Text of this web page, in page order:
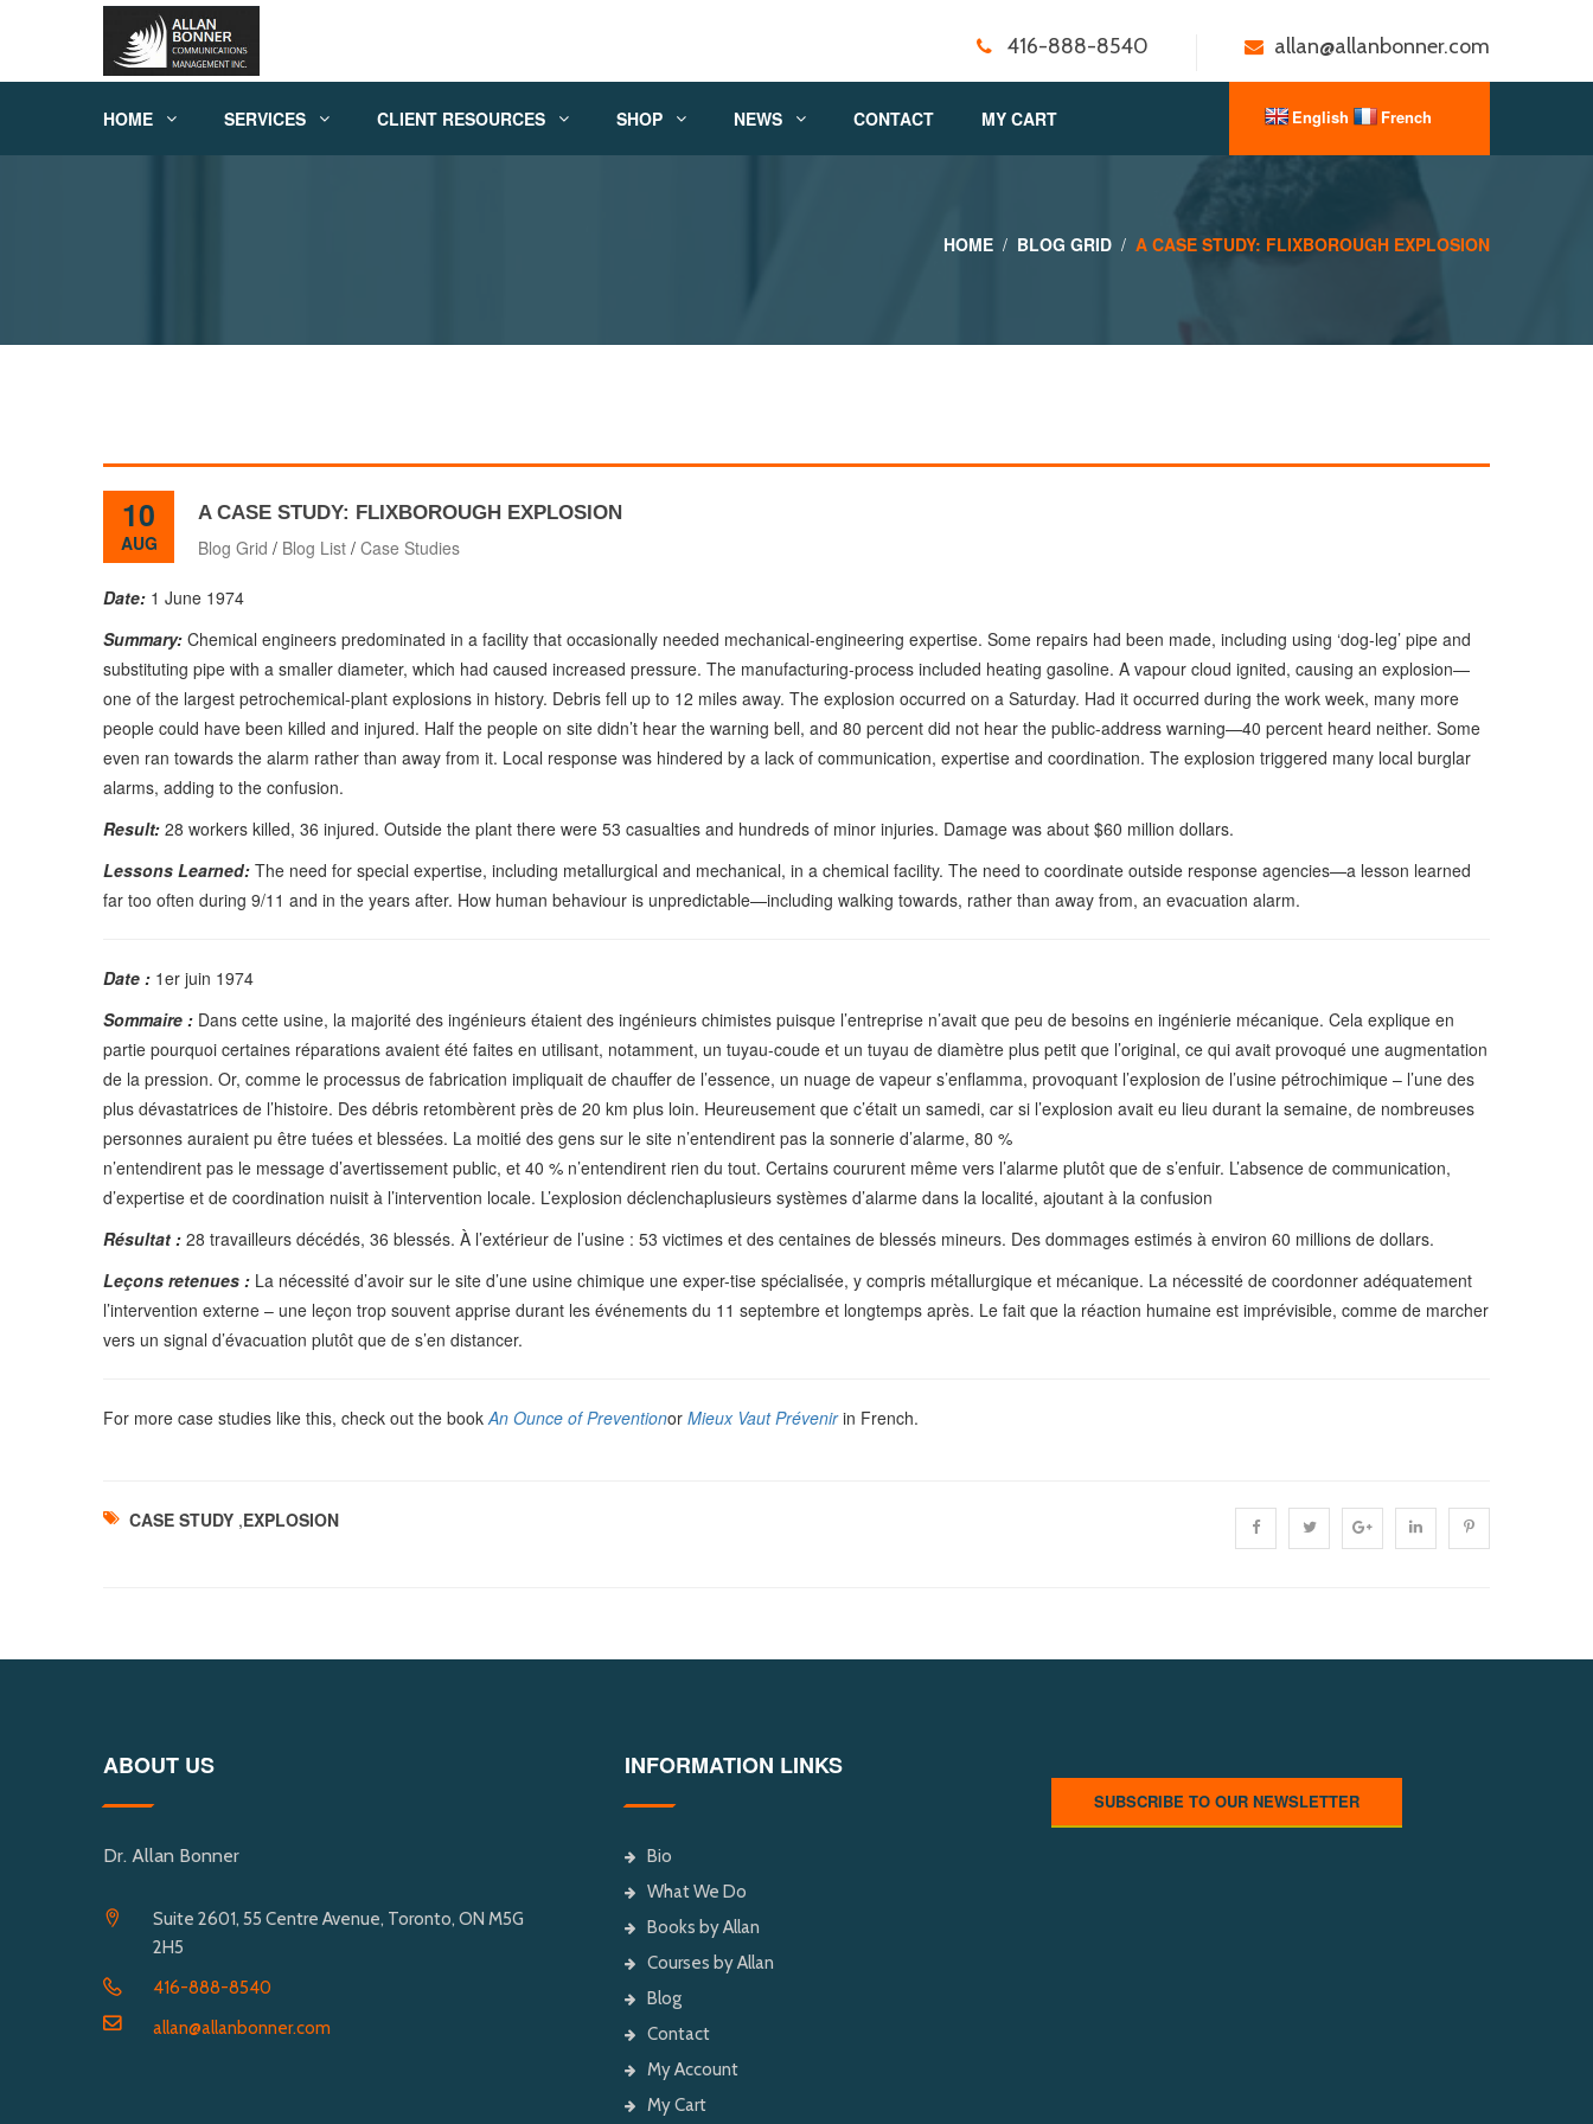
416-888-8540 allan@allanbonner.com
HOME SERVICES CLIENT RESOURCES SHOP NEWS CONTACT MY CART
HOME BLOG GRID A CASE STUDY: FLIXBOROUGH EXPLOSION
10
AUG
A CASE STUDY: FLIXBOROUGH EXPLOSION
Blog Grid / Blog List / Case Studies
Date: 1 June 1974
Summary: Chemical engineers predominated in a facility that occasionally needed mechanical-engineering expertise. Some repairs had been made, including using ‘dog-leg’ pipe and
substituting pipe with a smaller diameter, which had caused increased pressure. The manufacturing-process included heating gasoline. A vapour cloud ignited, causing an explosion—
one of the largest petrochemical-plant explosions in history. Debris fell up to 12 miles away. The explosion occurred on a Saturday. Had it occurred during the work week, many more
people could have been killed and injured. Half the people on site didn’t hear the warning bell, and 80 percent did not hear the public-address warning—40 percent heard neither. Some
even ran towards the alarm rather than away from it. Local response was hindered by a lack of communication, expertise and coordination. The explosion triggered many local burglar
alarms, adding to the confusion.
Result: 28 workers killed, 36 injured. Outside the plant there were 53 casualties and hundreds of minor injuries. Damage was about $60 million dollars.
Lessons Learned: The need for special expertise, including metallurgical and mechanical, in a chemical facility. The need to coordinate outside response agencies—a lesson learned
far too often during 9/11 and in the years after. How human behaviour is unpredictable—including walking towards, rather than away from, an evacuation alarm.
Date : 1er juin 1974
Sommaire : Dans cette usine, la majorité des ingénieurs étaient des ingénieurs chimistes puisque l’entreprise n’avait que peu de besoins en ingénierie mécanique. Cela explique en
partie pourquoi certaines réparations avaient été faites en utilisant, notamment, un tuyau-coude et un tuyau de diamètre plus petit que l’original, ce qui avait provoqué une augmentation
de la pression. Or, comme le processus de fabrication impliquait de chauffer de l’essence, un nuage de vapeur s’enflamma, provoquant l’explosion de l’usine pétrochimique – l’une des
plus dévastatrices de l’histoire. Des débris retombèrent près de 20 km plus loin. Heureusement que c’était un samedi, car si l’explosion avait eu lieu durant la semaine, de nombreuses
personnes auraient pu être tuées et blessées. La moitié des gens sur le site n’entendirent pas la sonnerie d’alarme, 80 %
n’entendirent pas le message d’avertissement public, et 40 % n’entendirent rien du tout. Certains coururent même vers l’alarme plutôt que de s’enfuir. L’absence de communication,
d’expertise et de coordination nuisit à l’intervention locale. L’explosion déclenchaplusieurs systèmes d’alarme dans la localité, ajoutant à la confusion
Résultat : 28 travailleurs décédés, 36 blessés. À l’extérieur de l’usine : 53 victimes et des centaines de blessés mineurs. Des dommages estimés à environ 60 millions de dollars.
Leçons retenues : La nécessité d’avoir sur le site d’une usine chimique une exper-tise spécialisée, y compris métallurgique et mécanique. La nécessité de coordonner adéquatement
l’intervention externe – une leçon trop souvent apprise durant les événements du 11 septembre et longtemps après. Le fait que la réaction humaine est imprévisible, comme de marcher
vers un signal d’évacuation plutôt que de s’en distancer.
For more case studies like this, check out the book An Ounce of Preventionor Mieux Vaut Prévenirin French.
CASE STUDY ,EXPLOSION
ABOUT US
Dr. Allan Bonner
Suite 2601, 55 Centre Avenue, Toronto, ON M5G
2H5
416-888-8540
allan@allanbonner.com
INFORMATION LINKS
Bio
What We Do
Books by Allan
Courses by Allan
Blog
Contact
My Account
My Cart
SUBSCRIBE TO OUR NEWSLETTER